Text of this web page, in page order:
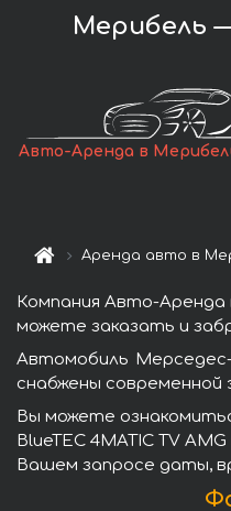
Мерибель —
Авто-Аренда в
Аренда авто в
Компания Авто-Аренда
можете заказать и
Автомобиль Мерседес-
снабжены
Вы можете
BlueTEC 4MATIC TV
Вашем запросе даты,